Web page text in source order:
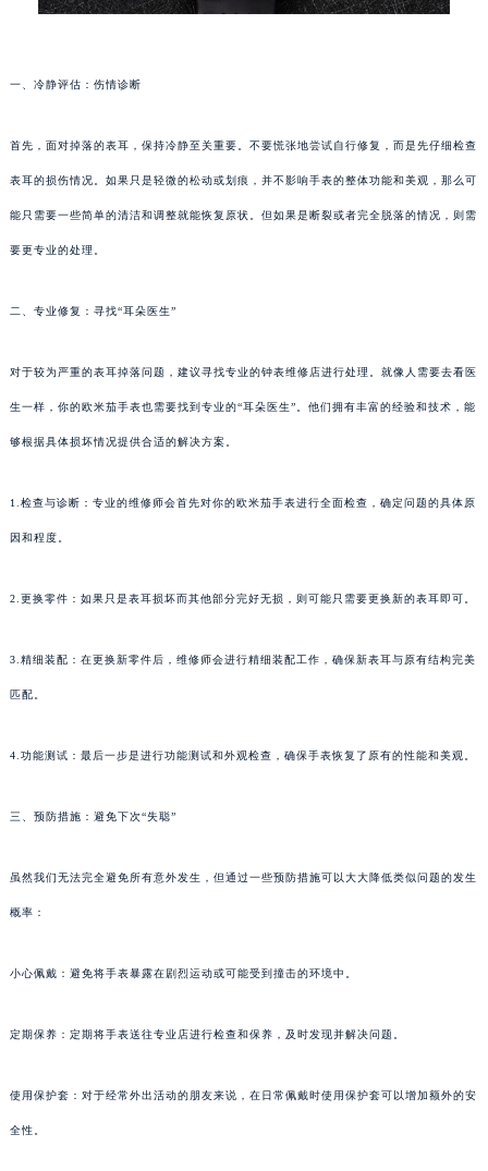
一、冷静评估：伤情诊断
首先，面对掉落的表耳，保持冷静至关重要。不要慌张地尝试自行修复，而是先仔细检查
表耳的损伤情况。如果只是轻微的松动或划痕，并不影响手表的整体功能和美观，那么可
能只需要一些简单的清洁和调整就能恢复原状。但如果是断裂或者完全脱落的情况，则需
要更专业的处理。
二、专业修复：寻找“耳朵医生”
对于较为严重的表耳掉落问题，建议寻找专业的钟表维修店进行处理。就像人需要去看医
生一样，你的欧米茄手表也需要找到专业的“耳朵医生”。他们拥有丰富的经验和技术，能
够根据具体损坏情况提供合适的解决方案。
1.检查与诊断：专业的维修师会首先对你的欧米茄手表进行全面检查，确定问题的具体原
因和程度。
2.更换零件：如果只是表耳损坏而其他部分完好无损，则可能只需要更换新的表耳即可。
3.精细装配：在更换新零件后，维修师会进行精细装配工作，确保新表耳与原有结构完美
匹配。
4.功能测试：最后一步是进行功能测试和外观检查，确保手表恢复了原有的性能和美观。
三、预防措施：避免下次“失聪”
虽然我们无法完全避免所有意外发生，但通过一些预防措施可以大大降低类似问题的发生
概率：
小心佩戴：避免将手表暴露在剧烈运动或可能受到撞击的环境中。
定期保养：定期将手表送往专业店进行检查和保养，及时发现并解决问题。
使用保护套：对于经常外出活动的朋友来说，在日常佩戴时使用保护套可以增加额外的安
全性。